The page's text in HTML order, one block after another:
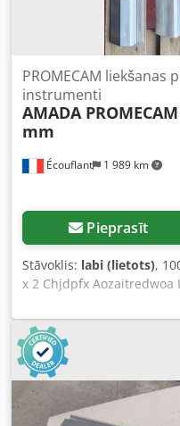
noslēgts līgums. Mēs
datus. Chsdjx Sxukspfx
Écouflant 1 989 km
PROMECAM liekšanas
instrumenti
AMADA PROMECAM
mm
Pieprasīt
Stāvoklis: labi (lietots),
x 2 Chjdpfx Aozaitredwoa